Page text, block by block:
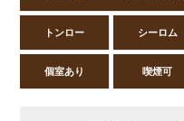
トンロー シーロム
個室あり 喫煙可